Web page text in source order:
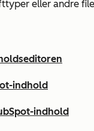
eller andre
indhold
indhold